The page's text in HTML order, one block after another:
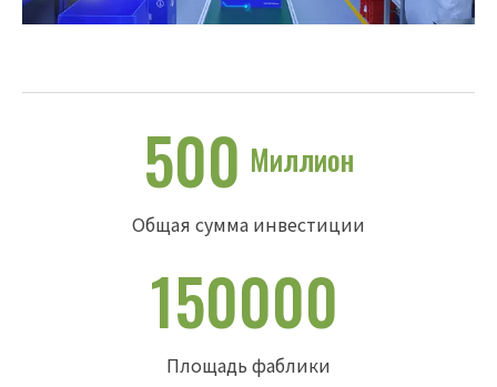
500 Миллион
Общая сумма инвестиции
150000
Площадь фаблики